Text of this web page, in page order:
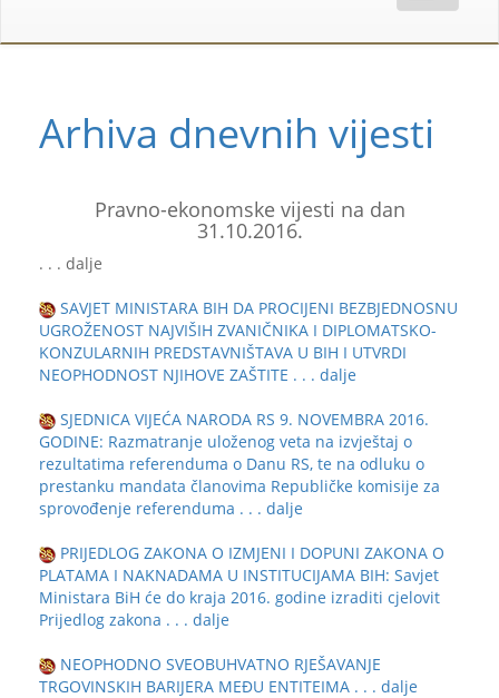
Arhiva dnevnih vijesti
Pravno-ekonomske vijesti na dan
31.10.2016.
. . . dalje
SAVJET MINISTARA BIH DA PROCIJENI BEZBJEDNOSNU
UGROŽENOST NAJVIŠIH ZVANIČNIKA I DIPLOMATSKO-
KONZULARNIH PREDSTAVNIŠTAVA U BIH I UTVRDI
NEOPHODNOST NJIHOVE ZAŠTITE . . . dalje
SJEDNICA VIJEĆA NARODA RS 9. NOVEMBRA 2016.
GODINE: Razmatranje uloženog veta na izvještaj o
rezultatima referenduma o Danu RS, te na odluku o
prestanku mandata članovima Republičke komisije za
sprovođenje referenduma . . . dalje
PRIJEDLOG ZAKONA O IZMJENI I DOPUNI ZAKONA O
PLATAMA I NAKNADAMA U INSTITUCIJAMA BIH: Savjet
Ministara BiH će do kraja 2016. godine izraditi cjelovit
Prijedlog zakona . . . dalje
NEOPHODNO SVEOBUHVATNO RJEŠAVANJE
TRGOVINSKIH BARIJERA MEĐU ENTITEIMA . . . dalje